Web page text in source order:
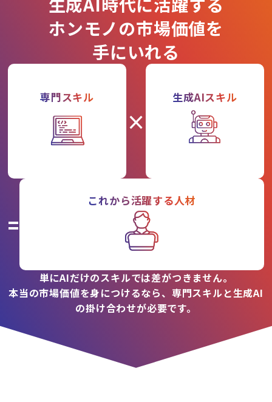
ホンモノの市場価値を
手にいれる
専門スキル
×
生成AIスキル
=
これから活躍する人材
単にAIだけのスキルでは差がつきません。
本当の市場価値を身につけるなら、専門スキルと生成AI
の掛け合わせが必要です。